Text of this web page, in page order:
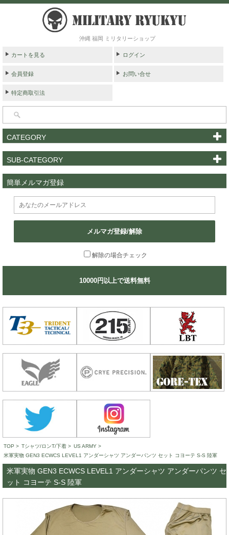
沖縄 福岡 ミリタリーショップ
カートを見る ログイン
会員登録 お問い合せ
特定商取引法
CATEGORY
SUB-CATEGORY
簡単メルマガ登録
メルマガ登録/解除
解除の場合チェック
10000円以上で送料無料
TOP > Tシャツ/ロンT/下着 > US ARMY >
米軍実物 GEN3 ECWCS LEVEL1 アンダーシャツ アンダーパンツ セット コヨーテ S-S 陸軍
米軍実物 GEN3 ECWCS LEVEL1 アンダーシャツ アンダーパンツ セ
ット コヨーテ S-S 陸軍